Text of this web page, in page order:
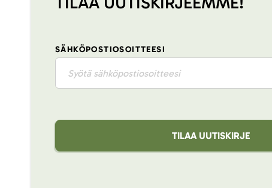
SÄHKÖPOSTIOSOITTEESI
TILAA UUTISKIRJE